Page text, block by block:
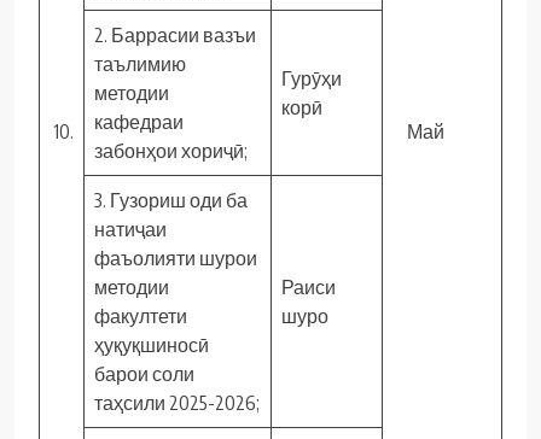
10. Май
2. Баррасии вазъи
таълимию
методии
кафедраи
забонҳои хориҷӣ;
Гурӯҳи
корӣ
3. Гузориш оди ба
натиҷаи
фаъолияти шурои
методии
факултети
ҳуқуқшиносӣ
барои соли
таҳсили 2025-2026;
Раиси
шуро